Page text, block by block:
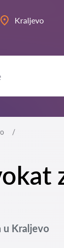
Kraljevo
u Kraljevo